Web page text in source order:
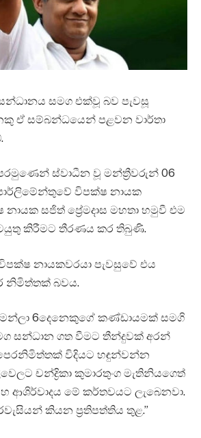
සමග එක්වූ බව පැවසූ
ඒ සම්බන්ධයෙන් පළවන වාර්තා
ස්වාධීන වූ මන්ත්‍රීවරුන් 06
විපක්ෂ නායක
නායක සජිත් ප්‍රේමදාස මහතා හමුවී එම
කිරීමට තීරණය කර තිබුණි.
නායකවරයා පැවසුවේ එය
නිමිත්තක් බවය.
6දෙනෙකුගේ කණ්ඩායමක් සමගි
සන්ධාන ගත වීමට තීන්දුවක් අරන්
විදියට හඳුන්වන්න
චන්ද්‍රිකා කුමාරතුංග මැතිනියගෙත්
මේ කර්තවයට ලැබෙනවා.
කියන ප්‍රතිපත්තිය තුළ.”